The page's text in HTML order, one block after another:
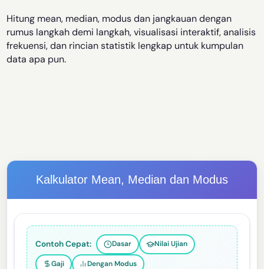
Hitung mean, median, modus dan jangkauan dengan
rumus langkah demi langkah, visualisasi interaktif, analisis
frekuensi, dan rincian statistik lengkap untuk kumpulan
data apa pun.
Kalkulator Mean, Median dan Modus
Contoh Cepat: Dasar Nilai Ujian
Gaji Dengan Modus